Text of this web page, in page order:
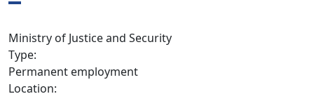
Ministry of Justice and Security
Type:
Permanent employment
Location: